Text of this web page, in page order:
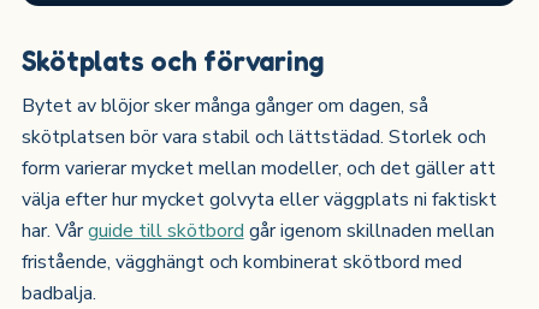
Skötplats och förvaring
Bytet av blöjor sker många gånger om dagen, så
skötplatsen bör vara stabil och lättstädad. Storlek och
form varierar mycket mellan modeller, och det gäller att
välja efter hur mycket golvyta eller väggplats ni faktiskt
har. Vårguide till skötbord går igenom skillnaden mellan
fristående, vägghängt och kombinerat skötbord med
badbalja.